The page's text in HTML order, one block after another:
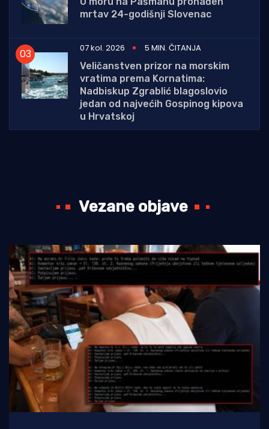
mrtav 24-godišnji Slovenac
07 kol. 2026
5 MIN. ČITANJA
Veličanstven prizor na morskim
vratima prema Kornatima:
Nadbiskup Zgrablić blagoslovio
jedan od najvećih Gospinog kipova
u Hrvatskoj
Vezane objave